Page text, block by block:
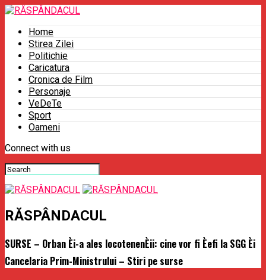
Home
Stirea Zilei
Politichie
Caricatura
Cronica de Film
Personaje
VeDeTe
Sport
Oameni
Connect with us
RĂSPÂNDACUL
SURSE – Orban Èi-a ales locotenenÈii: cine vor fi Èefi la SGG Èi
Cancelaria Prim-Ministrului – Stiri pe surse